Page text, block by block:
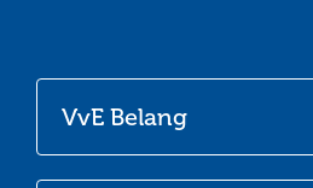
VvE Belang